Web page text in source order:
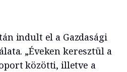
indult el a Gazdasági
„Éveken keresztül a
közötti, illetve a